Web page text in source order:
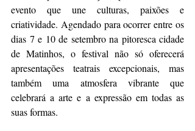
evento que une culturas, paixões e
criatividade. Agendado para ocorrer entre os
dias 7 e 10 de setembro na pitoresca cidade
de Matinhos, o festival não só oferecerá
apresentações teatrais excepcionais, mas
também uma atmosfera vibrante que
celebrará a arte e a expressão em todas as
suas formas.